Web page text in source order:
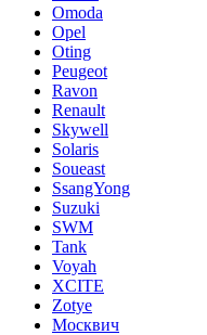
Omoda
Opel
Oting
Peugeot
Ravon
Renault
Skywell
Solaris
Soueast
SsangYong
Suzuki
SWM
Tank
Voyah
XCITE
Zotye
Москвич